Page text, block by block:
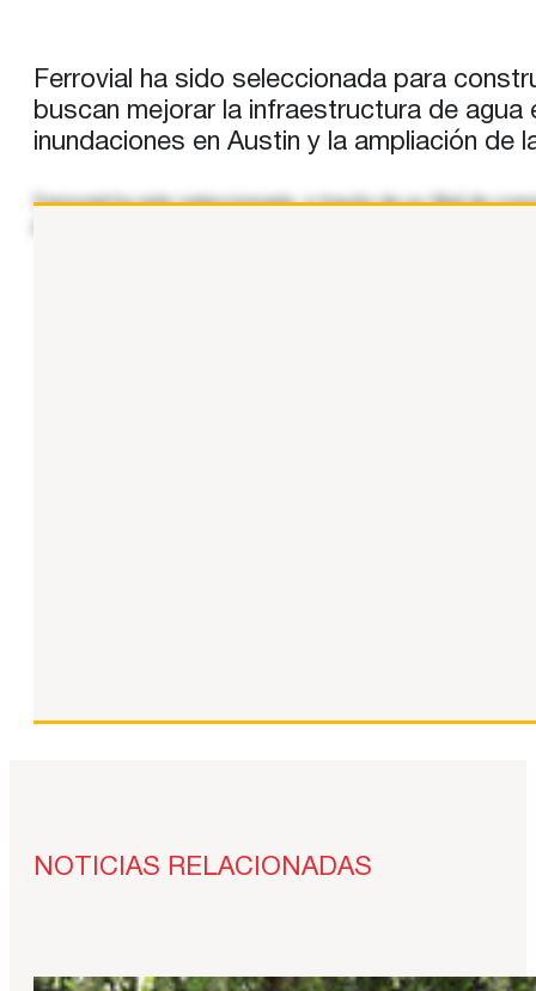
Ferrovial ha sido seleccionada para
buscan mejorar la infraestructura de
inundaciones en Austin y la ampliación de
Ferrovial ha sido seleccionada, a través de su filial de
NOTICIAS RELACIONADAS